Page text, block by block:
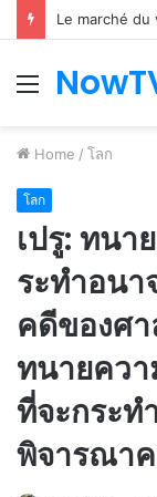
Le marché du
Menu
Home / โลก
โลก
เปรู: ทนา
ระทำอนา
คดีของศา
ทนายคว
ที่จะกระท
พิจารณา